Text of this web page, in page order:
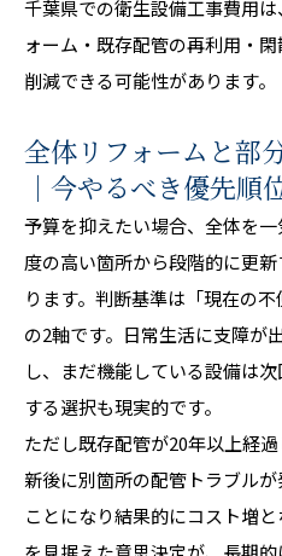
千葉県での衛生設備工事費用
ォーム・既存配管の再利用・
削減できる可能性があります。
全体リフォームと部
｜今やるべき優先順
予算を抑えたい場合、全体を
度の高い箇所から段階的に更
ります。判断基準は「現在の
の2軸です。日常生活に支障が
し、まだ機能している設備は
する選択も現実的です。
ただし既存配管が20年以上経
新後に別箇所の配管トラブル
ことになり結果的にコスト増